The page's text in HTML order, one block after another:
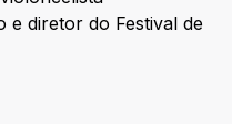
e diretor do Festival de